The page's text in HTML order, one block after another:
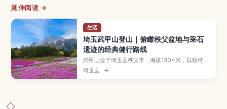
延伸阅读 →
生活
埼玉武甲山登山｜俯瞰秩父盆地与采石
遗迹的经典健行路线
武甲山位于埼玉县秩父市，海拔1304米，以独特的
三角形山形和石灰岩采掘历史闻名，是关东代表性
名山之一。本文将介绍适合新手到进阶者的主要登
埼玉县 →